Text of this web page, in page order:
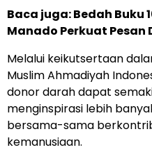
Baca juga:Bedah Buku
Manado Perkuat
Melalui keikutsertaan
Muslim Ahmadiyah
donor darah dapat
menginspirasi lebih
bersama-sama
kemanusiaan.